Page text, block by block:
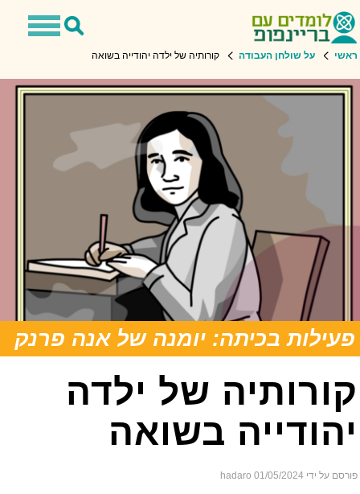
Toggle
Toggle
ראשי על שולחן העבודה קורותיה של ילדה יהודייה בשואה
פעילות בכיתה: יומנה של אנה פרנק
קורותיה של ילדה
יהודייה בשואה
פורסם על ידי hadaro 01/05/2024